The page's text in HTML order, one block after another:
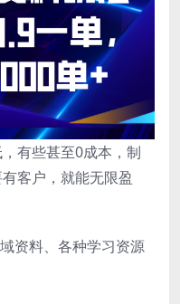
有些甚至0成本，制
客户，就能无限盈
资料、各种学习资源